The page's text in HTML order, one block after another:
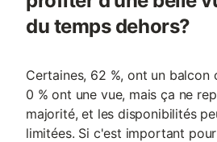
du temps dehors?
Certaines, 62 %, ont un balcon
0 % ont une vue, mais ça ne
majorité, et les disponibilités
limitées. Si c'est important